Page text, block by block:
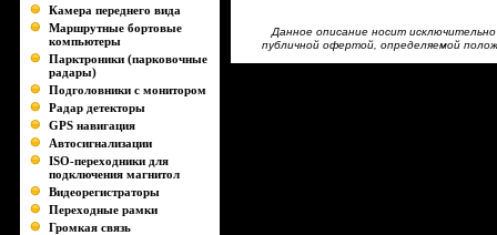
Камера переднего вида
Маршрутные бортовые
компьютеры
Парктроники (парковочные
радары)
Подголовники с монитором
Радар детекторы
GPS навигация
Автосигнализации
ISO-переходники для
подключения магнитол
Видеорегистраторы
Переходные рамки
Громкая связь
Данное описание носит
публичной офертой, определяемой